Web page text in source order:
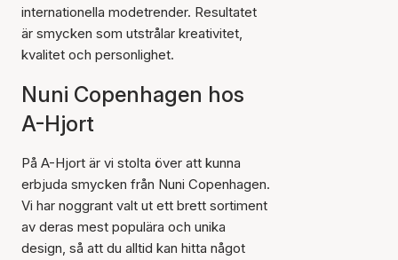
internationella modetrender. Resultatet
är smycken som utstrålar kreativitet,
kvalitet och personlighet.
Nuni Copenhagen hos
A-Hjort
På A-Hjort är vi stolta över att kunna
erbjuda smycken från Nuni Copenhagen.
Vi har noggrant valt ut ett brett sortiment
av deras mest populära och unika
design, så att du alltid kan hitta något